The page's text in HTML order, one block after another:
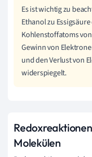
Es ist wichtig zu
Ethanol zu
Kohlenstoffatoms
Gewinn von
und den Verlust von
widerspiegelt.
Molekülen